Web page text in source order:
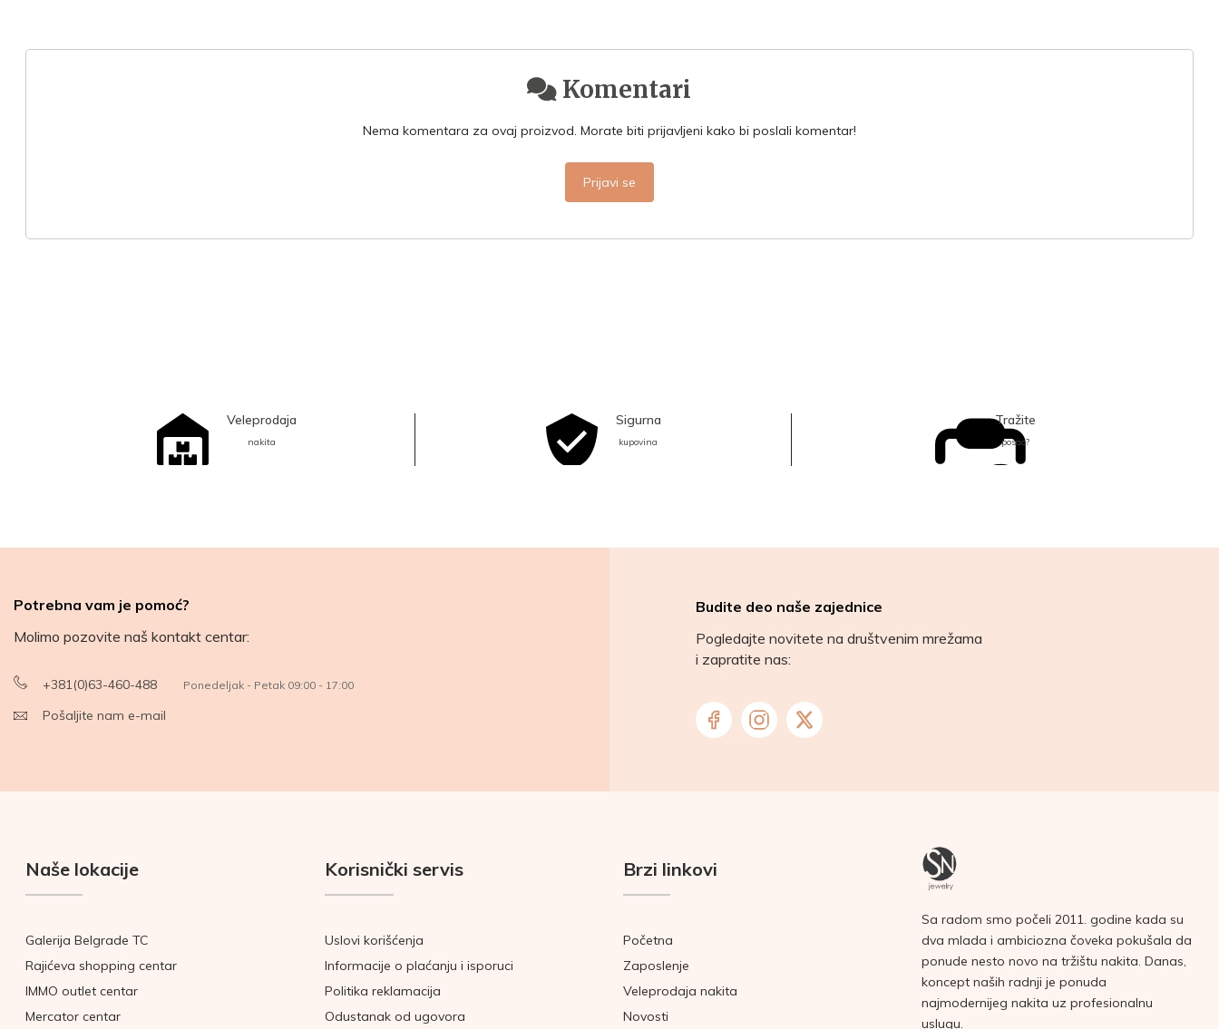
Komentari
Nema komentara za ovaj proizvod. Morate biti prijavljeni kako bi poslali komentar!
Prijavi se
Veleprodaja
nakita
Sigurna
kupovina
Tražite
posao?
Potrebna vam je pomoć?
Molimo pozovite naš kontakt centar:
+381(0)63-460-488 Ponedeljak - Petak 09:00 - 17:00
Pošaljite nam e-mail
Budite deo naše zajednice
Pogledajte novitete na društvenim mrežama
i zapratite nas:
Naše lokacije
Galerija Belgrade TC
Rajićeva shopping centar
IMMO outlet centar
Mercator centar
Korisnički servis
Uslovi korišćenja
Informacije o plaćanju i isporuci
Politika reklamacija
Odustanak od ugovora
Brzi linkovi
Početna
Zaposlenje
Veleprodaja nakita
Novosti
Sa radom smo počeli 2011. godine kada su
dva mlada i ambiciozna čoveka pokušala da
ponude nesto novo na tržištu nakita. Danas,
koncept naših radnji je ponuda
najmodernijeg nakita uz profesionalnu
uslugu.